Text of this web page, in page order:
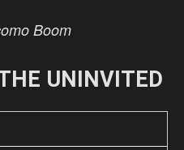
Boom
UNINVITED